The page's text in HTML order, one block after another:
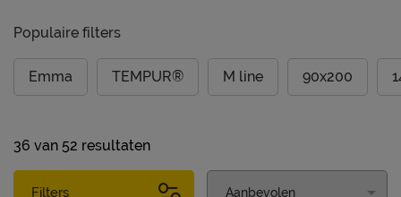
Populaire filters
Emma TEMPUR® M line 90x200
36 van 52 resultaten
Filters